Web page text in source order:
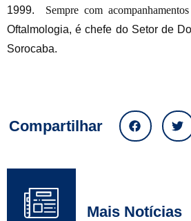
1999. Sempre com
Oftalmologia, é chefe do Setor de
Sorocaba.
Compartilhar
Mais Notícias